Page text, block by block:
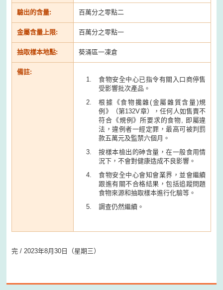
驗出的含量: 百萬分之零點二
金屬含量上限: 百萬分之零點一
抽取樣本地點: 葵涌區一凍倉
備註:
食物安全中心已指令有關入口商停售
受影響批次產品。
根據《食物攙雜(金屬雜質含量)規
例》（第132V章），任何人如售賣不
符合《規例》所要求的食物, 即屬違
法，違例者一經定罪，最高可被判罰
款五萬元及監禁六個月。
按樣本檢出的砷含量，在一般食用情
況下，不會對健康造成不良影響。
食物安全中心會知會業界，並會繼續
跟進有關不合格結果，包括追蹤問題
食物來源和抽取樣本進行化驗等。
調查仍然繼續。
完 / 2023年8月30日（星期三）